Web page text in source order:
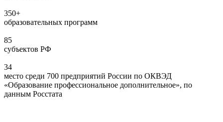
350+
образовательных программ
85
субъектов РФ
34
место среди 700 предприятий России по ОКВЭД
«Образование профессиональное дополнительное», по
данным Росстата